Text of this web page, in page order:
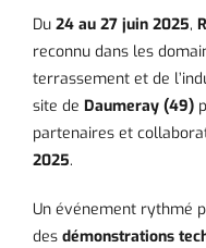
Du 24 au 27 juin 2025,
reconnu dans les
terrassement et de
site de Daumeray (49)
partenaires et
2025.
Un événement rythmé
des démonstrations